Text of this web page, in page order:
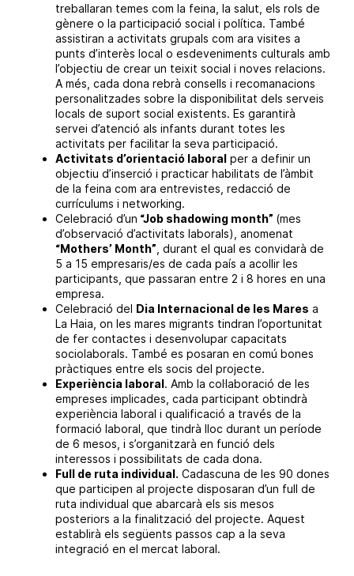
treballaran temes com la feina, la salut, els rols de
gènere o la participació social i política. També
assistiran a activitats grupals com ara visites a
punts d’interès local o esdeveniments culturals amb
l’objectiu de crear un teixit social i noves relacions.
A més, cada dona rebrà consells i recomanacions
personalitzades sobre la disponibilitat dels serveis
locals de suport social existents. Es garantirà
servei d’atenció als infants durant totes les
activitats per facilitar la seva participació.
Activitats d’orientació laboral per a definir un
objectiu d’inserció i practicar habilitats de l’àmbit
de la feina com ara entrevistes, redacció de
currículums i networking.
Celebració d’un “Job shadowing month” (mes
d’observació d’activitats laborals), anomenat
“Mothers’ Month” , durant el qual es convidarà de
5 a 15 empresaris/es de cada país a acollir les
participants, que passaran entre 2 i 8 hores en una
empresa.
Celebració del Dia Internacional de les Mares a
La Haia, on les mares migrants tindran l’oportunitat
de fer contactes i desenvolupar capacitats
sociolaborals. També es posaran en comú bones
pràctiques entre els socis del projecte.
Experiència laboral. Amb la col·laboració de les
empreses implicades, cada participant obtindrà
experiència laboral i qualificació a través de la
formació laboral, que tindrà lloc durant un període
de 6 mesos, i s’organitzarà en funció dels
interessos i possibilitats de cada dona.
Full de ruta individual. Cadascuna de les 90 dones
que participen al projecte disposaran d’un full de
ruta individual que abarcarà els sis mesos
posteriors a la finalització del projecte. Aquest
establirà els següents passos cap a la seva
integració en el mercat laboral.